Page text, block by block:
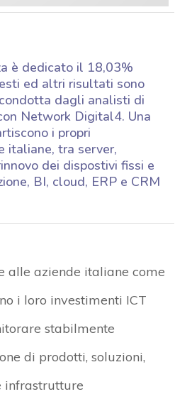
è dedicato il 18,03%
ed altri risultati sono
dagli analisti di
Network Digital4. Una
i propri
italiane, tra server,
dei dispostivi fissi e
BI, cloud, ERP e CRM
alle aziende italiane come
i loro investimenti ICT
stabilmente
di prodotti, soluzioni,
infrastrutture